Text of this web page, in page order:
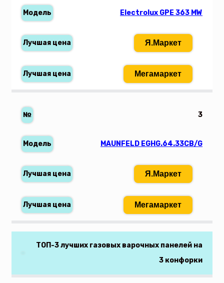
Electrolux GPE 363 MW
Я.Маркет
Мегамаркет
3
MAUNFELD EGHG.64.33CB/G
Я.Маркет
Мегамаркет
ТОП-3 лучших газовых варочных панелей на
3 конфорки